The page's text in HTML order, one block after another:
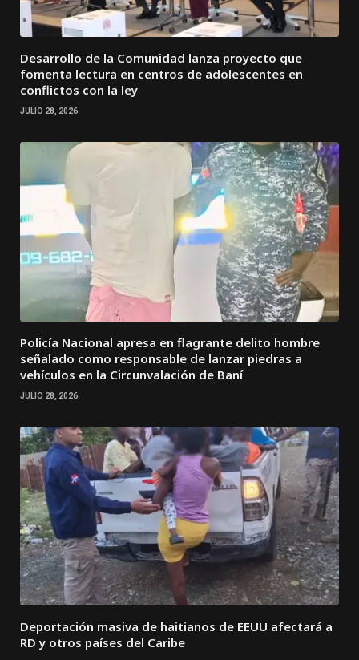
Desarrollo de la Comunidad lanza proyecto que
fomenta lectura en centros de adolescentes en
conflictos con la ley
JULIO 28, 2026
Policía Nacional apresa en flagrante delito hombre
señalado como responsable de lanzar piedras a
vehículos en la Circunvalación de Baní
JULIO 28, 2026
Deportación masiva de haitianos de EEUU afectará a
RD y otros países del Caribe